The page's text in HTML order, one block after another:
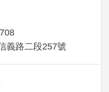
義路二段257號